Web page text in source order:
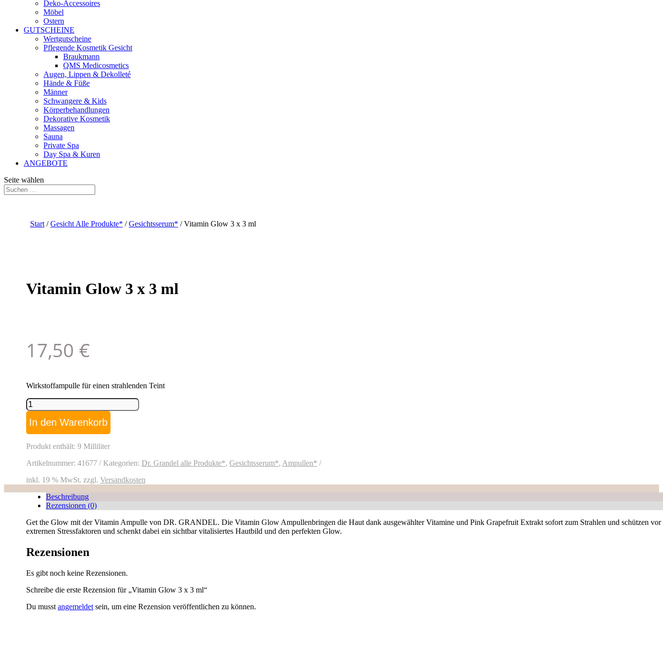
Deko-Accessoires
Möbel
Ostern
GUTSCHEINE
Wertgutscheine
Pflegende Kosmetik Gesicht
Braukmann
QMS Medicosmetics
Augen, Lippen & Dekolleté
Hände & Füße
Männer
Schwangere & Kids
Körperbehandlungen
Dekorative Kosmetik
Massagen
Sauna
Private Spa
Day Spa & Kuren
ANGEBOTE
Seite wählen
Start /Gesicht Alle Produkte* /Gesichtsserum* / Vitamin Glow 3 x 3 ml
Vitamin Glow 3 x 3 ml
17,50 €
Wirkstoffampulle für einen strahlenden Teint
Vitamin
Glow
ml
In den Warenkorb
Produkt enthält: 9 Milliliter
Artikelnummer: 41677 Kategorien: Dr. Grandel alle Produkte*, Gesichtsserum*, Ampullen*
inkl. 19 % MwSt. zzgl. Versandkosten
Beschreibung
Rezensionen (0)
Get the Glow mit der Vitamin Ampulle von DR. GRANDEL. Die Vitamin Glow Ampullenbringen die Haut dank ausgewählter Vitamine und Pink Grapefruit Extrakt sofort zum Strahlen und schützen vor
extrernen Stressfaktoren und schenkt dabei ein sichtbar vitalisiertes Hautbild und den perfekten Glow.
Rezensionen
Es gibt noch keine Rezensionen.
Schreibe die erste Rezension für „Vitamin Glow 3 x 3 ml“
Du musst angemeldet sein, um eine Rezension veröffentlichen zu können.